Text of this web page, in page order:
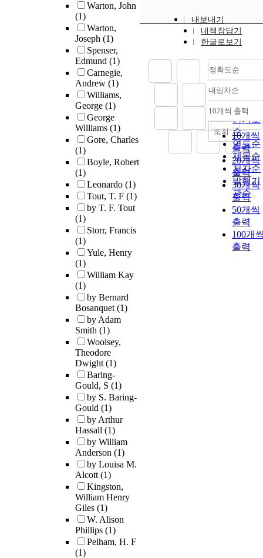
Warton, John
(1)
Warton,
Joseph (1)
Spenser,
Edmund (1)
Carnegie,
Andrew (1)
Williams,
George (1)
George
Williams (1)
Gore, Charles
(1)
Boyle, Robert
(1)
Leonardo (1)
Tout, T. F (1)
by T. F. Tout
(1)
Storr, Francis
(1)
Yule, Henry
(1)
William Kay
(1)
by Bernard
Bosanquet(1)
by Adam
Smith (1)
Woolsey,
Theodore
Dwight(1)
Baring-
Gould, S (1)
by S. Baring-
Gould (1)
by Arthur
Hassall (1)
by William
Anderson (1)
by Louisa M.
Alcott(1)
Kingston,
William Henry
Giles (1)
W. Alison
Phillips (1)
Pelham, H. F
(1)
내보내기
내책장담기
한글로보기
정확도순
정확도
순
인기도
순
연도순
제목순
저자순
발행기
관순
내림차순
내림차
10개씩 출력
10개씩
출력
20개씩
출력
30개씩
출력
50개씩
출력
100개
출력
조회